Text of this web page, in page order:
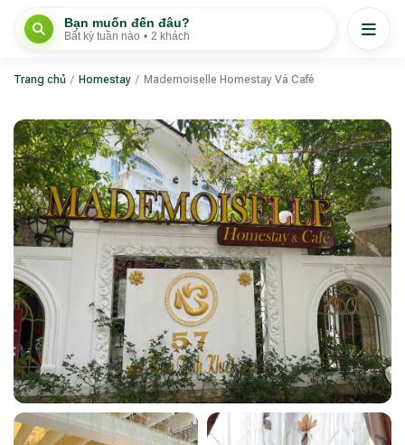
Bạn muốn đến đâu?
Bất kỳ tuần nào • 2 khách
Trang chủ / Homestay / Mademoiselle Homestay Và Café